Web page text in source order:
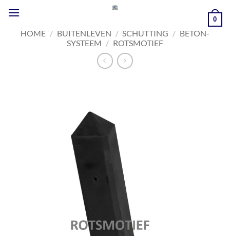
naar
inhoud
0
HOME / BUITENLEVEN / SCHUTTING / BETON-
SYSTEEM / ROTSMOTIEF